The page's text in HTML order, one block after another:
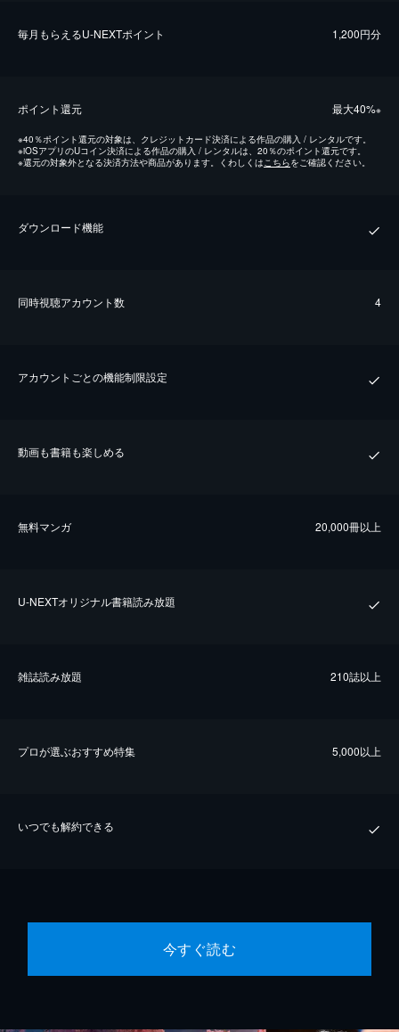
毎⽉もらえるU-NEXTポイント 1,200円分
ポイント還元 最⼤40%※
※40％ポイント還元の対象は、クレジットカード決済による作品の購入 / レンタルです。
※iOSアプリのUコイン決済による作品の購入 / レンタルは、20％のポイント還元です。
※還元の対象外となる決済方法や商品があります。くわしくはこちらをご確認ください。
ダウンロード機能
同時視聴アカウント数 4
アカウントごとの機能制限設定
動画も書籍も楽しめる
無料マンガ 20,000冊以上
U-NEXTオリジナル書籍読み放題
雑誌読み放題 210誌以上
プロが選ぶおすすめ特集 5,000以上
いつでも解約できる
今すぐ読む